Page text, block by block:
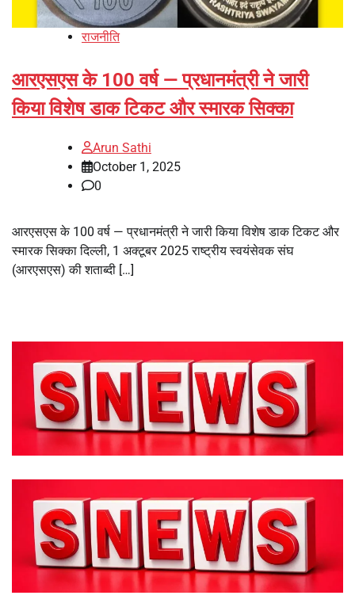
राजनीति
आरएसएस के 100 वर्ष — प्रधानमंत्री ने जारी
किया विशेष डाक टिकट और स्मारक सिक्का
Arun Sathi
October 1, 2025
0
आरएसएस के 100 वर्ष — प्रधानमंत्री ने जारी किया विशेष डाक टिकट और
स्मारक सिक्का दिल्ली, 1 अक्टूबर 2025 राष्ट्रीय स्वयंसेवक संघ
(आरएसएस) की शताब्दी […]